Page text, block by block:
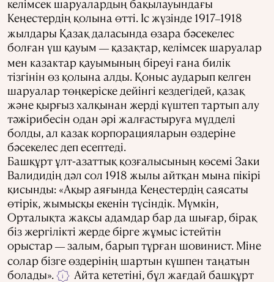
келімсек шаруалардың бақылауындағы
Кеңестердің қолына өтті. Іс жүзінде 1917–1918
жылдары Қазақ даласында өзара бәсекелес
болған үш қауым — қазақтар, келімсек шаруалар
мен казактар қауымының біреуі ғана билік
тізгінін өз қолына алды. Қоныс аударып келген
шаруалар төңкеріске дейінгі кездегідей, қазақ
және қырғыз халқынан жерді күштеп тартып алу
тәжірибесін одан әрі жалғастыруға мүдделі
болды, ал казак корпорацияларын өздеріне
бәсекелес деп есептеді.
Башқұрт ұлт-азаттық қозғалысының көсемі Заки
Валидидің дәл сол 1918 жылы айтқан мына пікірі
қисынды: «Ақыр аяғында Кеңестердің саясаты
өтірік, жымысқы екенін түсіндік. Мүмкін,
Орталықта жақсы адамдар бар да шығар, бірақ
біз жергілікті жерде бірге жұмыс істейтін
орыстар — залым, барып тұрған шовинист. Міне
солар бізге өздерінің шартын күшпен таңатын
болады».
i
Айта кететіні, бұл жағдай башқұрт